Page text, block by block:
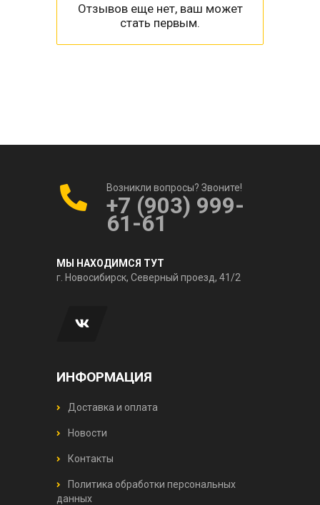
Отзывов еще нет, ваш может
стать первым.
Возникли вопросы? Звоните!
+7 (903) 999-
61-61
МЫ НАХОДИМСЯ ТУТ
г. Новосибирск, Северный проезд, 41/2
ИНФОРМАЦИЯ
Доставка и оплата
Новости
Контакты
Политика обработки персональных
данных